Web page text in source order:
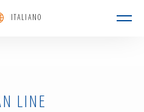
ITALIANO
LINE